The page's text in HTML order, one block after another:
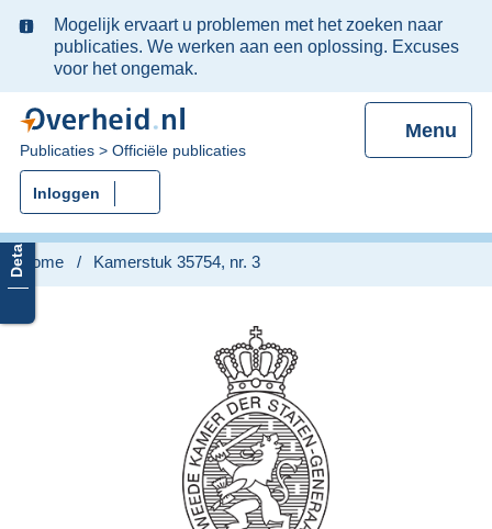
Ter
informatie:
Mogelijk ervaart u problemen met het zoeken naar
publicaties. We werken aan een oplossing. Excuses
voor het ongemak.
Menu
U
bent
nu
hier:
Publicaties Officiële publicaties
Inloggen
Home Kamerstuk 35754, nr. 3